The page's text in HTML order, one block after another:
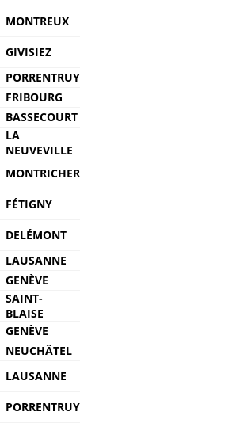
MONTREUX
GIVISIEZ
PORRENTRUY
FRIBOURG
BASSECOURT
LA
NEUVEVILLE
MONTRICHER
FÉTIGNY
DELÉMONT
LAUSANNE
GENÈVE
SAINT-
BLAISE
GENÈVE
NEUCHÂTEL
LAUSANNE
PORRENTRUY